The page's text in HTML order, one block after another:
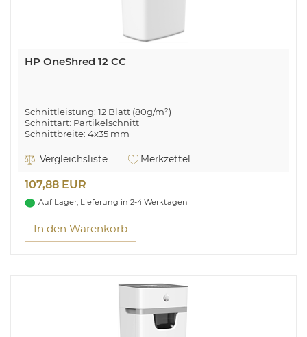
HP OneShred 12 CC
Schnittleistung: 12 Blatt (80g/m²)
Schnittart: Partikelschnitt
Schnittbreite: 4x35 mm
Sicherheitsstufe: P-4 (DIN 66399)
Auffangbehälter: 23L
Geeignet für Büro- und Heftklammern & Kreditkarten
Vergleichsliste Merkzettel
107,88 EUR
Auf Lager, Lieferung in 2-4 Werktagen
In den Warenkorb